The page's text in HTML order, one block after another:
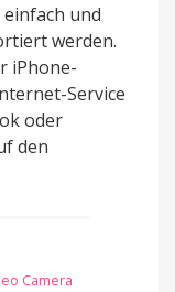
und
werden.
iPhone-
Service
oder
den
Camera